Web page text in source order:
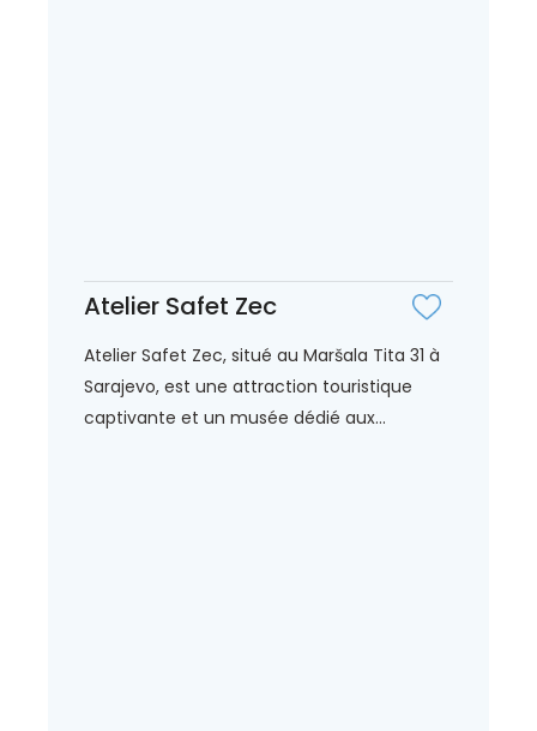
Atelier Safet Zec
Atelier Safet Zec, situé au Maršala Tita 31 à
Sarajevo, est une attraction touristique
captivante et un musée dédié aux...